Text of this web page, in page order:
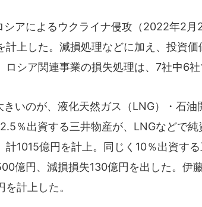
アによるウクライナ侵攻（2022年2月
計上した。減損処理などに加え、投資
ロシア関連事業の損失処理は、7社中6
いのが、液化天然ガス（LNG）・石
％出資する三井物産が、LNGなどで
計1015億円を計上。同じく10％出資す
億円、減損損失130億円を出した。伊
を計上した。